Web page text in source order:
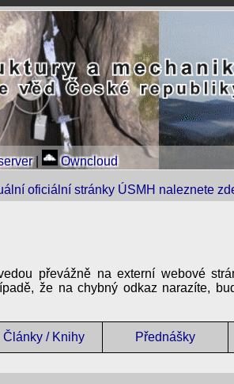
| Owncloud
oficiální stránky ÚSMH naleznete
převážně na externí webové
že na chybný odkaz narazíte,
Články / Knihy Přednášky